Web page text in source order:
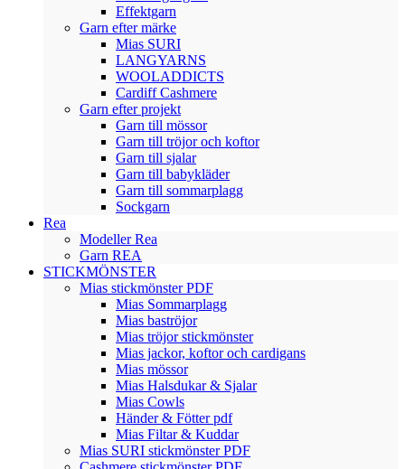
Effektgarn
Garn efter märke
Mias SURI
LANGYARNS
WOOLADDICTS
Cardiff Cashmere
Garn efter projekt
Garn till mössor
Garn till tröjor och koftor
Garn till sjalar
Garn till babykläder
Garn till sommarplagg
Sockgarn
Rea
Modeller Rea
Garn REA
STICKMÖNSTER
Mias stickmönster PDF
Mias Sommarplagg
Mias baströjor
Mias tröjor stickmönster
Mias jackor, koftor och cardigans
Mias mössor
Mias Halsdukar & Sjalar
Mias Cowls
Händer & Fötter pdf
Mias Filtar & Kuddar
Mias SURI stickmönster PDF